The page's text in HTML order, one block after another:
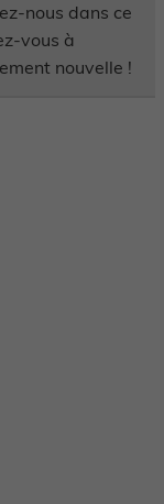
nous dans ce
vous à
nouvelle !